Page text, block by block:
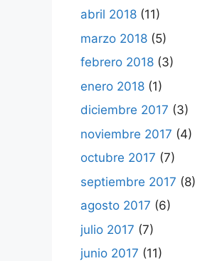
abril 2018 (11)
marzo 2018 (5)
febrero 2018 (3)
enero 2018 (1)
diciembre 2017 (3)
noviembre 2017 (4)
octubre 2017 (7)
septiembre 2017 (8)
agosto 2017 (6)
julio 2017 (7)
junio 2017 (11)